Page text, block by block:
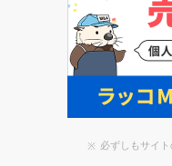
必ずしもサイ